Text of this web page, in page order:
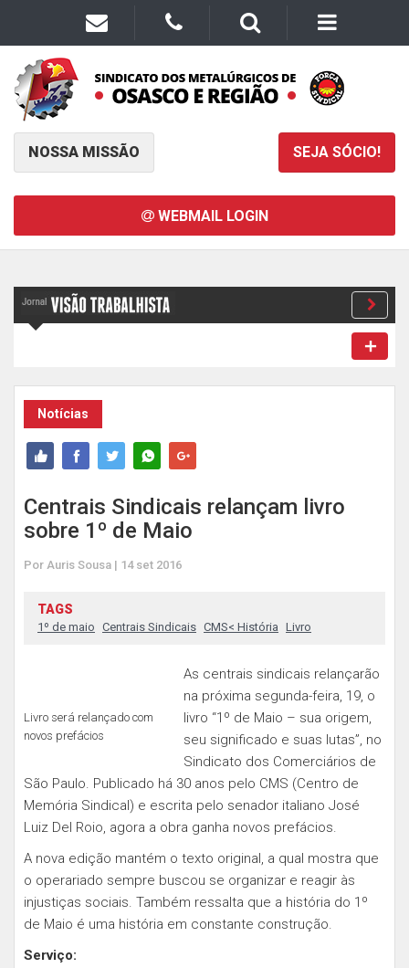
NOSSA MISSÃO SEJA SÓCIO!
WEBMAIL LOGIN
Notícias
Centrais Sindicais relançam livro
sobre 1º de Maio
Por Auris Sousa | 14 set 2016
TAGS
1º de maio Centrais Sindicais CMS< História Livro
Livro será relançado com
novos prefácios
As centrais sindicais relançarão
na próxima segunda-feira, 19, o
livro “1º de Maio – sua origem,
seu significado e suas lutas”, no
Sindicato dos Comerciários de
São Paulo. Publicado há 30 anos pelo CMS (Centro de
Memória Sindical) e escrita pelo senador italiano José
Luiz Del Roio, agora a obra ganha novos prefácios.
A nova edição mantém o texto original, a qual mostra que
o operariado sempre buscou se organizar e reagir às
injustiças sociais. Também ressalta que a história do 1º
de Maio é uma história em constante construção.
Serviço: